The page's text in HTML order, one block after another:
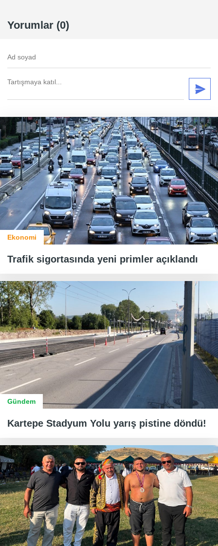
Yorumlar (0)
Ekonomi
Trafik sigortasında yeni primler açıklandı
Gündem
Kartepe Stadyum Yolu yarış pistine döndü!